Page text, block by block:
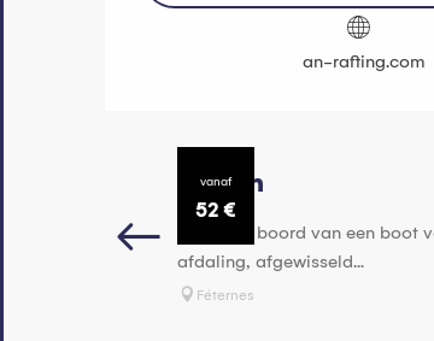
an-rafting.com
vanaf
52 €
Raften
Stap aan boord van een boot
afdaling, afgewisseld...
Féternes